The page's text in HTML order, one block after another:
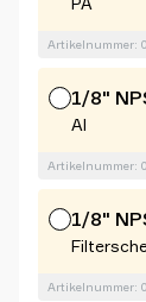
Artikelnummer:
1/8"
Al
Artikelnummer:
1/8"
Artikelnummer: